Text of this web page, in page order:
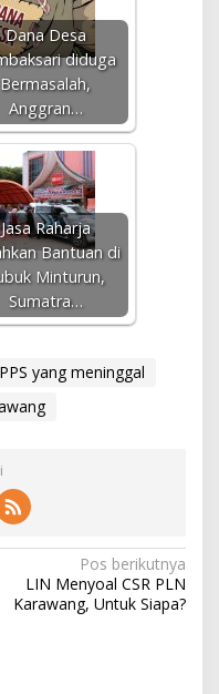
Dana Desa
diduga
Bermasalah,
Anggran…
Jasa Raharja
Bantuan di
Minturun,
Sumatra…
yang meninggal
Pos berikutnya
LIN Menyoal CSR PLN
Karawang, Untuk Siapa?